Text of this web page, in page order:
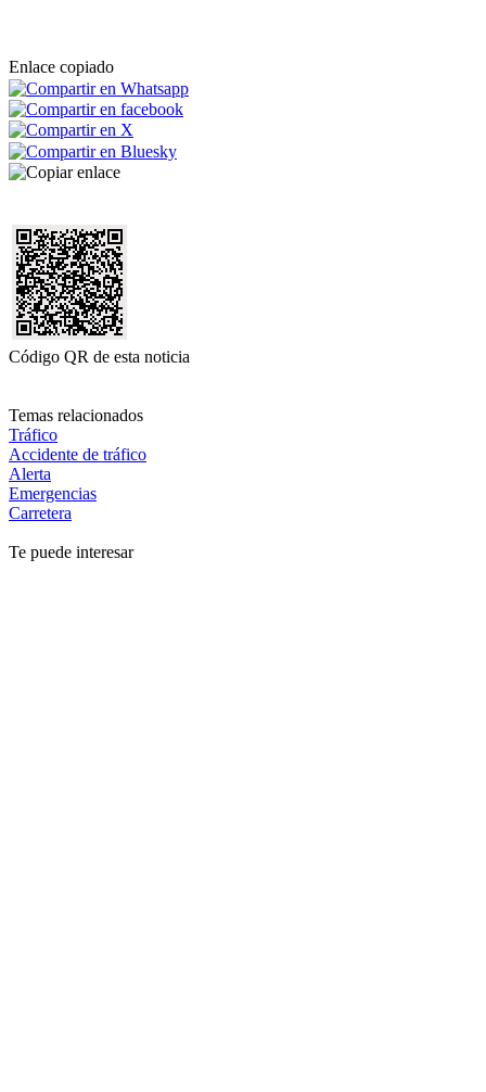
Enlace copiado
Código QR de esta noticia
Temas relacionados
Tráfico
Accidente de tráfico
Alerta
Emergencias
Carretera
Te puede interesar